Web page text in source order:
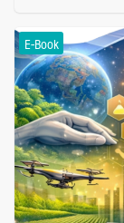
E-Book